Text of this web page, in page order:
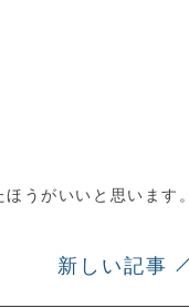
うがいいと思います。
新しい記事